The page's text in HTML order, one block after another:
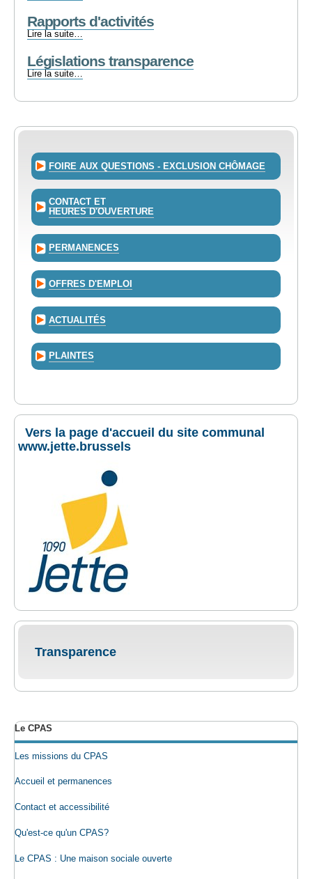
Rapports d'activités
Rapports
-
Lire la suite…
Législations transparence
Législations
Lire la suite…
FOIRE AUX QUESTIONS - EXCLUSION CHÔMAGE
CONTACT ET
HEURES D'OUVERTURE
PERMANENCES
OFFRES D'EMPLOI
ACTUALITÉS
PLAINTES
Vers la page d'accueil du site communal
www.jette.brussels
Transparence
Le CPAS
Les missions du CPAS
Accueil et permanences
Contact et accessibilité
Qu'est-ce qu'un CPAS?
Le CPAS : Une maison sociale ouverte